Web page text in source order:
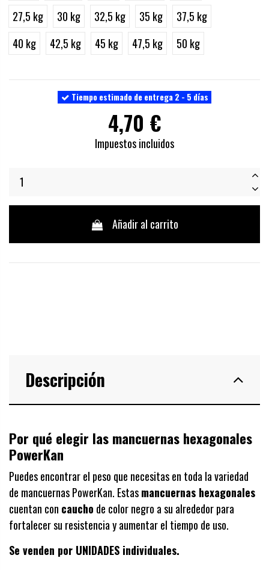
27,5 kg
30 kg 32,5 kg 35 kg
37,5 kg
40 kg
42,5 kg 45 kg 47,5 kg 50 kg
Tiempo estimado de entrega 2 - 5 días
4,70 €
Impuestos incluidos
Añadir al carrito
Descripción
Por qué elegir las mancuernas hexagonales
PowerKan
Puedes encontrar el peso que necesitas en toda la variedad
de mancuernas PowerKan. Estasmancuernas hexagonales
cuentan con caucho de color negro a su alrededor para
fortalecer su resistencia y aumentar el tiempo de uso.
Se venden por UNIDADES individuales.